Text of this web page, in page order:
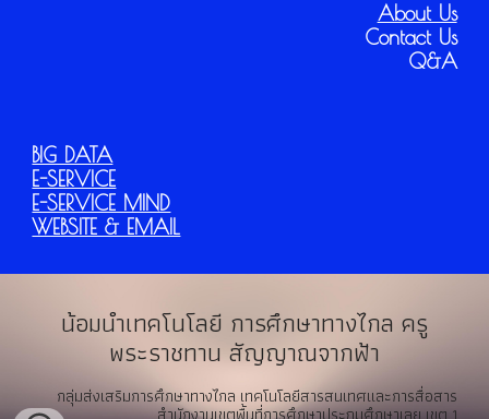
About Us
Contact Us
Q&A
BIG DATA
E-SERVICE
E-SERVICE MIND
WEBSITE & EMAIL
น้อมนำเทคโนโลยี การศึกษาทางไกล ครู
พระราชทาน สัญญาณจากฟ้า
กลุ่มส่งเสริมการศึกษาทางไกล เทคโนโลยีสารสนเทศและการสื่อสาร